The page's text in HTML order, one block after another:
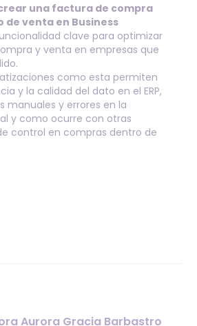
una factura de compra
de venta en Business
clave para optimizar
y venta en empresas que
como esta permiten
y la calidad del dato en el ERP,
manuales y errores en la
y como ocurre con otras
control en compras dentro de
Aurora Gracia Barbastro